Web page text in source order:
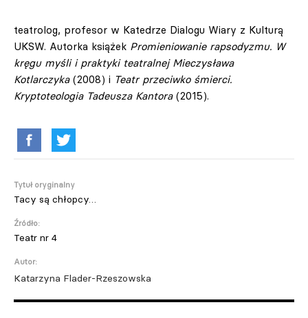
teatrolog, profesor w Katedrze Dialogu Wiary z Kulturą
UKSW. Autorka książek Promieniowanie rapsodyzmu. W
kręgu myśli i praktyki teatralnej Mieczysława
Kotlarczyka (2008) i Teatr przeciwko śmierci.
Kryptoteologia Tadeusza Kantora (2015).
Tytuł oryginalny
Tacy są chłopcy…
Źródło:
Teatr nr 4
Autor:
Katarzyna Flader-Rzeszowska